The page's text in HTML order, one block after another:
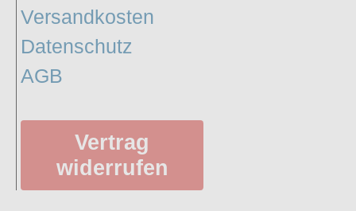
Versandkosten
Datenschutz
AGB
Vertrag
widerrufen